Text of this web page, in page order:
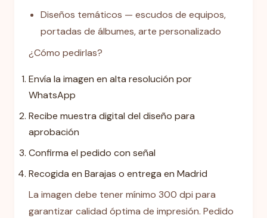
Diseños temáticos — escudos de equipos,
portadas de álbumes, arte personalizado
¿Cómo pedirlas?
Envía la imagen en alta resolución por
WhatsApp
Recibe muestra digital del diseño para
aprobación
Confirma el pedido con señal
Recogida en Barajas o entrega en Madrid
La imagen debe tener mínimo 300 dpi para
garantizar calidad óptima de impresión. Pedido